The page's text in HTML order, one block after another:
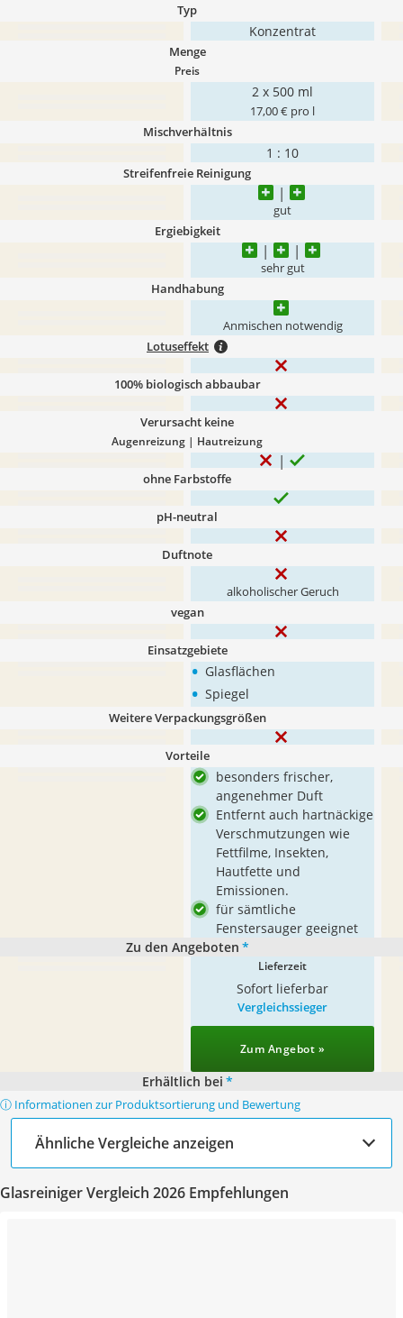
Typ
Konzentrat
Menge
Preis
2 x 500 ml
17,00 € pro l
Mischverhältnis
1 : 10
Streifenfreie Reinigung
gut
Ergiebigkeit
sehr gut
Handhabung
Anmischen notwendig
Lotuseffekt
100% biologisch abbaubar
Verursacht keine
Augenreizung | Hautreizung
ohne Farbstoffe
pH-neutral
Duftnote
alkoholischer Geruch
vegan
Einsatzgebiete
• Glasflächen
• Spiegel
Weitere Verpackungsgrößen
Vorteile
besonders frischer,
angenehmer Duft
Entfernt auch hartnäckige
Verschmutzungen wie
Fettfilme, Insekten,
Hautfette und
Emissionen.
für sämtliche
Fenstersauger geeignet
Zu den Angeboten *
Lieferzeit
Sofort lieferbar
Vergleichssieger
Zum Angebot »
Erhältlich bei *
ⓘ Informationen zur Produktsortierung und Bewertung
Ähnliche Vergleiche anzeigen
Glasreiniger Vergleich 2026 Empfehlungen